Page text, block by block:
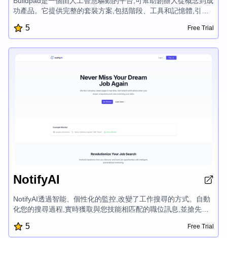
功產品。它提供完整的套裝方案,包括階段、工具和記憶體,引導
的技能水平,協助您驗證點子、開發產品並成功推出。Buildpad安
全、私密且易於使用,讓您能夠引入現有項目並在整個開發過程中
5 Free Trial
NotifyAI
NotifyAI透過智能、個性化的監控,改變了工作搜尋的方式。自動
化您的搜尋過程,實時獲取與您技能相匹配的職位訊息,並搶先應
時的職位,為您在求職過程中提供競爭優勢。
5 Free Trial